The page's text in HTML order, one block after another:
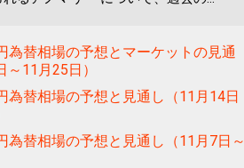
為替相場の予想とマーケットの見通
～11月25日）
為替相場の予想と見通し（11月14日
為替相場の予想と見通し（11月7日～